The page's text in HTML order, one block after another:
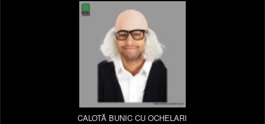
CALOTĂ BUNIC CU OCHELARI